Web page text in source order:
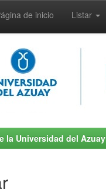
de inicio Listar
la Universidad del Azuay